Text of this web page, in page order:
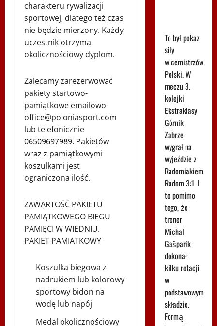
charakteru rywalizacji
sportowej, dlatego też czas
nie będzie mierzony. Każdy
uczestnik otrzyma
okolicznościowy dyplom.
Zalecamy zarezerwować
pakiety startowo-
pamiątkowe emailowo
office@poloniasport.com
lub telefonicznie
06509697989. Pakietów
wraz z pamiątkowymi
koszulkami jest
ograniczona ilość.
ZAWARTOŚĆ PAKIETU
PAMIĄTKOWEGO BIEGU
PAMIĘCI W WIEDNIU.
PAKIET PAMIATKOWY
Koszulka biegowa z
nadrukiem lub kolorowy
sportowy bidon na
wodę lub napój
Medal okolicznościowy
To był pokaz
siły
wicemistrzów
Polski. W
meczu 3.
kolejki
Ekstraklasy
Górnik
Zabrze
wygrał na
wyjeździe z
Radomiakiem
Radom 3:1. I
to pomimo
tego, że
trener
Michal
Gašparik
dokonał
kilku rotacji
w
podstawowym
składzie.
Formą